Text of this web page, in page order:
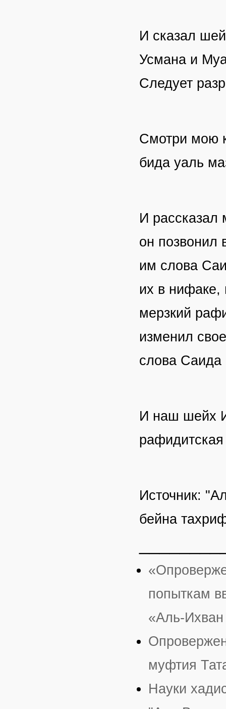
И сказал
Усмана и
Следует
Смотри мою
бида уаль
И рассказал
он позвонил
им слова
их в нифаке,
мерзкий
изменил
слова Саида
И наш шейх
Источник:
бейна
попыткам
«Аль-
муфтия
Науки